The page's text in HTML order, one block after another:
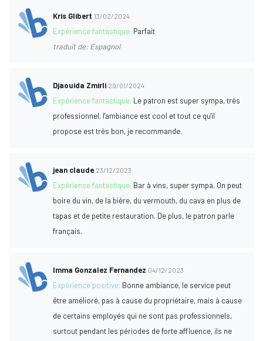
Kris Glibert 13/02/2024
Expérience fantastique: Parfait
traduit de: Espagnol
Djaouida Zmirli 29/01/2024
Expérience fantastique: Le patron est super sympa, très
professionnel, l'ambiance est cool et tout ce qu'il
propose est très bon, je recommande.
jean claude 23/12/2023
Expérience fantastique: Bar à vins, super sympa. On peut
boire du vin, de la bière, du vermouth, du cava en plus de
tapas et de petite restauration. De plus, le patron parle
français.
Imma Gonzalez Fernandez 04/12/2023
Expérience positive: Bonne ambiance, le service peut
être amélioré, pas à cause du propriétaire, mais à cause
de certains employés qui ne sont pas professionnels,
surtout pendant les périodes de forte affluence, ils ne